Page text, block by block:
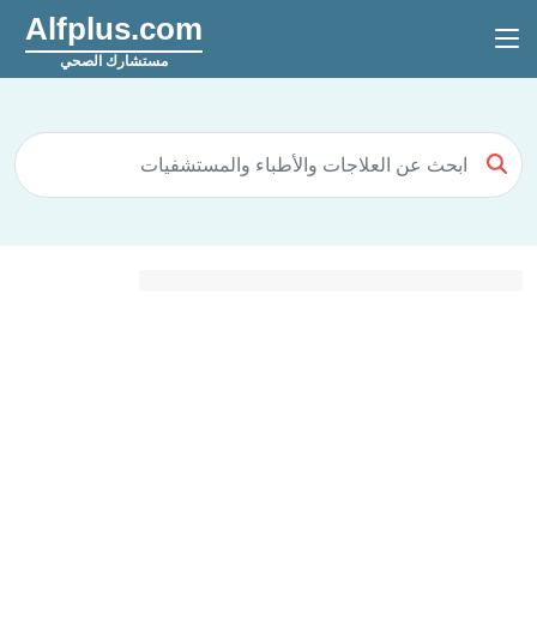
Alfplus.com
مستشارك الصحي